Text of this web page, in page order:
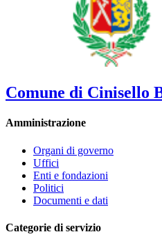
Comune di Cinisello
Amministrazione
Organi di governo
Uffici
Enti e fondazioni
Politici
Documenti e dati
Categorie di servizio